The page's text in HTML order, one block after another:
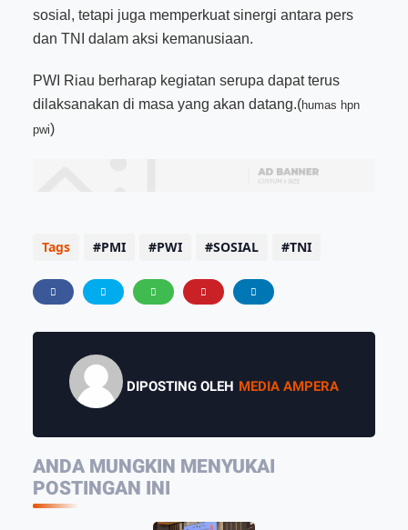
sosial, tetapi juga memperkuat sinergi antara pers
dan TNI dalam aksi kemanusiaan.
PWI Riau berharap kegiatan serupa dapat terus
dilaksanakan di masa yang akan datang.(humas hpn
pwi)
Tags PMI PWI SOSIAL TNI
DIPOSTING OLEH MEDIA AMPERA
ANDA MUNGKIN MENYUKAI
POSTINGAN INI